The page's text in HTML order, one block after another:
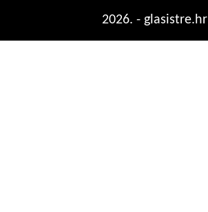
2026. - glasistre.hr